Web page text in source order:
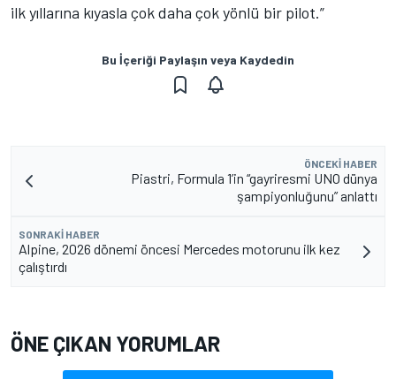
ilk yıllarına kıyasla çok daha çok yönlü bir pilot.”
Bu İçeriği Paylaşın veya Kaydedin
ÖNCEKI HABER
Piastri, Formula 1’in “gayriresmi UNO dünya
şampiyonluğunu” anlattı
SONRAKI HABER
Alpine, 2026 dönemi öncesi Mercedes motorunu ilk kez
çalıştırdı
ÖNE ÇIKAN YORUMLAR